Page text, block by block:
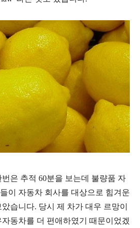
은 추적 60분을 보는데 불량품 자
이 자동차 회사를 대상으로 힘겨운
았습니다. 당시 제 차가 대우 르망이
동차를 더 편애하였기 때문이었겠